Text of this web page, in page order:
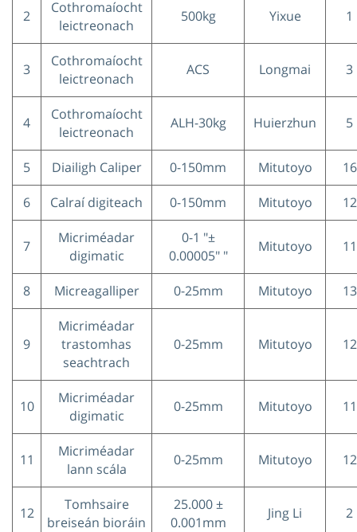
2
Cothromaíocht
leictreonach
500kg Yixue 1
3
Cothromaíocht
leictreonach
ACS Longmai 3
4
Cothromaíocht
leictreonach
ALH-30kg Huierzhun 5
5 Diailigh Caliper 0-150mm Mitutoyo
16
6
Calraí digiteach 0-150mm Mitutoyo 12
7
Micriméadar
digimatic
0-1 "±
0.00005" "
Mitutoyo 11
8 Micreagalliper 0-25mm Mitutoyo 13
9
Micriméadar
trastomhas
seachtrach
0-25mm Mitutoyo 12
10
Micriméadar
digimatic
0-25mm Mitutoyo 11
11
Micriméadar
lann scála
0-25mm Mitutoyo 12
12
Tomhsaire
breiseán bioráin
25.000 ±
0.001mm
Jing Li 2